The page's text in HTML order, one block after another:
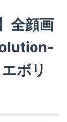
全顔画
ボリ